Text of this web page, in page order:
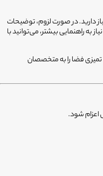
دارید. در صورت لزوم، توضیحات
راهنمایی بیشتر، می‌توانید با
تمیزی فضا را به متخصصان
اعزام شود.